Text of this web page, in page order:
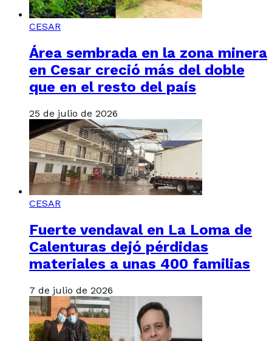
CESAR
Área sembrada en la zona minera
en Cesar creció más del doble
que en el resto del país
25 de julio de 2026
CESAR
Fuerte vendaval en La Loma de
Calenturas dejó pérdidas
materiales a unas 400 familias
7 de julio de 2026